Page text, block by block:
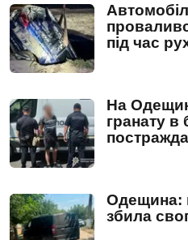
під час
На
гранату в
Одещина:
збила